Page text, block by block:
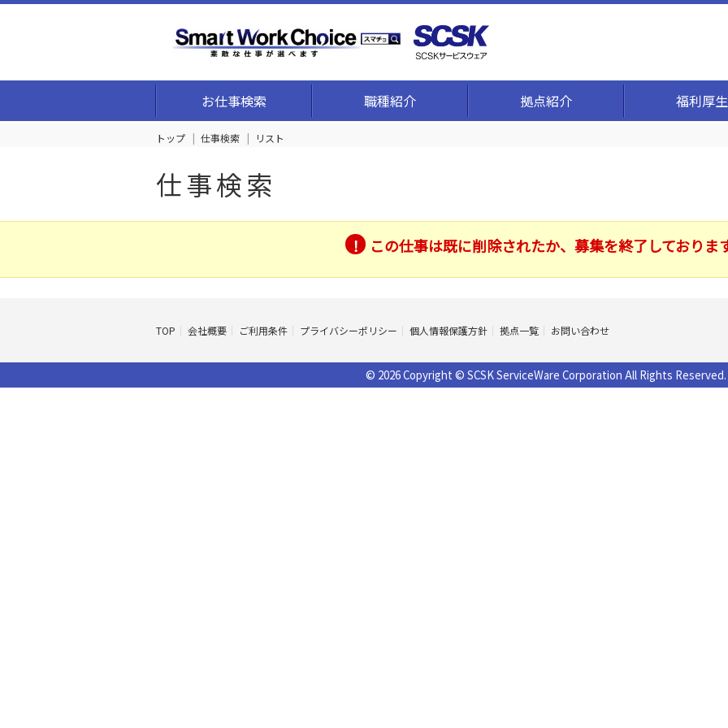
お仕事検索 職種紹介 拠点紹介 福利厚生
トップ 仕事検索 リスト
仕事検索
この仕事は既に削除されたか、募集を終了しておりま
TOP 会社概要 ご利用条件 プライバシーポリシー 個人情報保護方針 拠点一覧 お問い合わせ
© 2026 Copyright © SCSK ServiceWare Corporation All Rights Reserved.